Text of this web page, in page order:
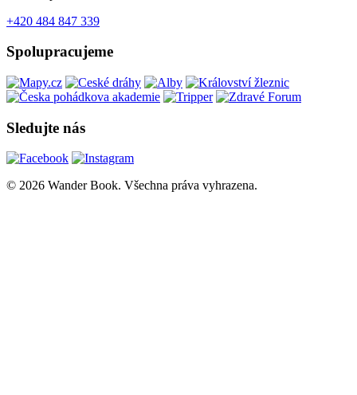
+420 484 847 339
Spolupracujeme
Sledujte nás
© 2026 Wander Book. Všechna práva vyhrazena.